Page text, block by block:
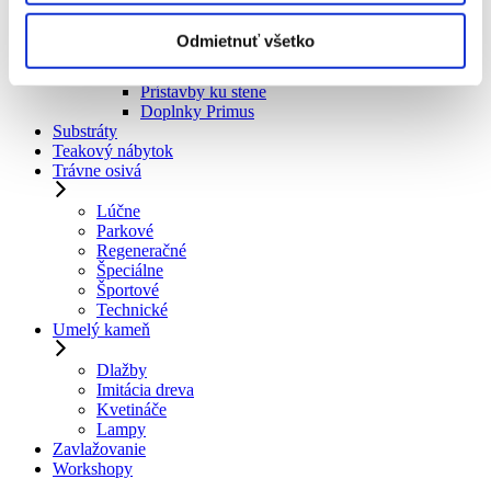
Odmietnuť všetko
Skleníky J
Skleníky K
Skleníky L
Skleníky M
Prístavby ku stene
Doplnky Primus
Substráty
Teakový nábytok
Trávne osivá
Lúčne
Parkové
Regeneračné
Špeciálne
Športové
Technické
Umelý kameň
Dlažby
Imitácia dreva
Kvetináče
Lampy
Zavlažovanie
Workshopy